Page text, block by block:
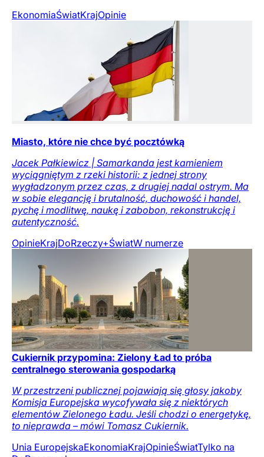
EkonomiaŚwiatKrajOpinie
Miasto, które nie chce być pocztówką
Jacek Pałkiewicz | Samarkanda jest kamieniem
wyciągniętym z rzeki historii: z jednej strony
wygładzonym przez czas, z drugiej nadal ostrym. Ma
w sobie elegancję i brutalność, duchowość i handel,
pychę i modlitwę, naukę i zabobon, rekonstrukcję i
autentyczność.
OpinieKrajDoRzeczy+ŚwiatW numerze
Cukiernik przypomina: Zielony Ład to próba
centralnego sterowania gospodarką
W przestrzeni publicznej pojawiają się głosy jakoby
Komisja Europejska wycofywała się z niektórych
elementów Zielonego Ładu. Jeśli chodzi o energetykę,
to nieprawda – mówi Tomasz Cukiernik.
Unia EuropejskaEkonomiaKrajOpinieŚwiatTylko na